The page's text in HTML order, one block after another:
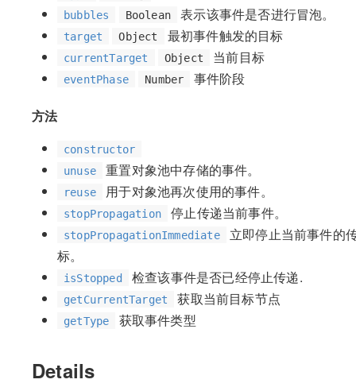
bubbles Boolean 表示该事件是否进行冒泡。
target Object 最初事件触发的目标
currentTarget Object 当前目标
eventPhase Number 事件阶段
方法
constructor
unuse
重置对象池中存储的事件。
reuse 用于对象池再次使用的事件。
stopPropagation 停止传递当前事件。
stopPropagationImmediate
立即停止当前事件的
标。
isStopped 检查该事件是否已经停止传递.
getCurrentTarget 获取当前目标节点
getType 获取事件类型
Details